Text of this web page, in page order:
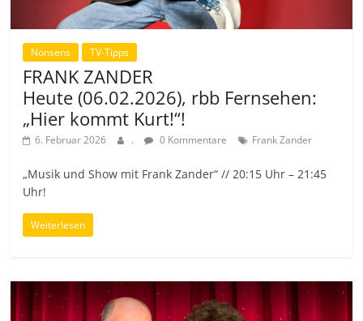
Nonsens TV-Tipps
FRANK ZANDER
Heute (06.02.2026), rbb Fernsehen:
„Hier kommt Kurt!“!
6. Februar 2026 . 0 Kommentare Frank Zander
„Musik und Show mit Frank Zander“ // 20:15 Uhr – 21:45
Uhr!
Weiterlesen